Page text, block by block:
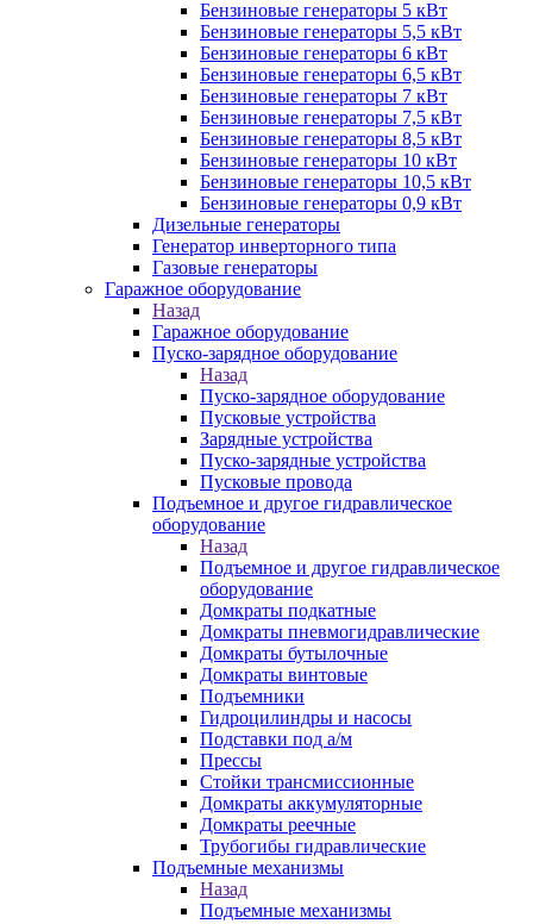
Бензиновые генераторы 5 кВт
Бензиновые генераторы 5,5 кВт
Бензиновые генераторы 6 кВт
Бензиновые генераторы 6,5 кВт
Бензиновые генераторы 7 кВт
Бензиновые генераторы 7,5 кВт
Бензиновые генераторы 8,5 кВт
Бензиновые генераторы 10 кВт
Бензиновые генераторы 10,5 кВт
Бензиновые генераторы 0,9 кВт
Дизельные генераторы
Генератор инверторного типа
Газовые генераторы
Гаражное оборудование
Назад
Гаражное оборудование
Пуско-зарядное оборудование
Назад
Пуско-зарядное оборудование
Пусковые устройства
Зарядные устройства
Пуско-зарядные устройства
Пусковые провода
Подъемное и другое гидравлическое
оборудование
Назад
Подъемное и другое гидравлическое
оборудование
Домкраты подкатные
Домкраты пневмогидравлические
Домкраты бутылочные
Домкраты винтовые
Подъемники
Гидроцилиндры и насосы
Подставки под а/м
Прессы
Стойки трансмиссионные
Домкраты аккумуляторные
Домкраты реечные
Трубогибы гидравлические
Подъемные механизмы
Назад
Подъемные механизмы